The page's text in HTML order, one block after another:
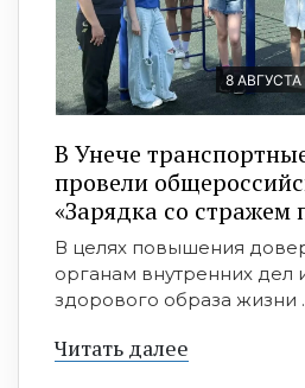
8 АВГУСТА
В Унече
провели
«Зарядка со стражем
В целях повышения
органам внутренних дел
здорового образа жизни
Читать далее